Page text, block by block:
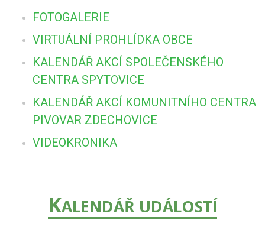
FOTOGALERIE
VIRTUÁLNÍ PROHLÍDKA OBCE
KALENDÁŘ AKCÍ SPOLEČENSKÉHO
CENTRA SPYTOVICE
KALENDÁŘ AKCÍ KOMUNITNÍHO CENTRA
PIVOVAR ZDECHOVICE
VIDEOKRONIKA
KALENDÁŘ UDÁLOSTÍ